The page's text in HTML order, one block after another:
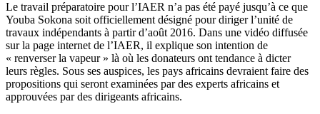
Le travail préparatoire pour l’IAER n’a pas été payé jusqu’à ce que
Youba Sokona soit officiellement désigné pour diriger l’unité de
travaux indépendants à partir d’août 2016. Dans une vidéo diffusée
sur la page internet de l’IAER, il explique son intention de
« renverser la vapeur » là où les donateurs ont tendance à dicter
leurs règles. Sous ses auspices, les pays africains devraient faire des
propositions qui seront examinées par des experts africains et
approuvées par des dirigeants africains.